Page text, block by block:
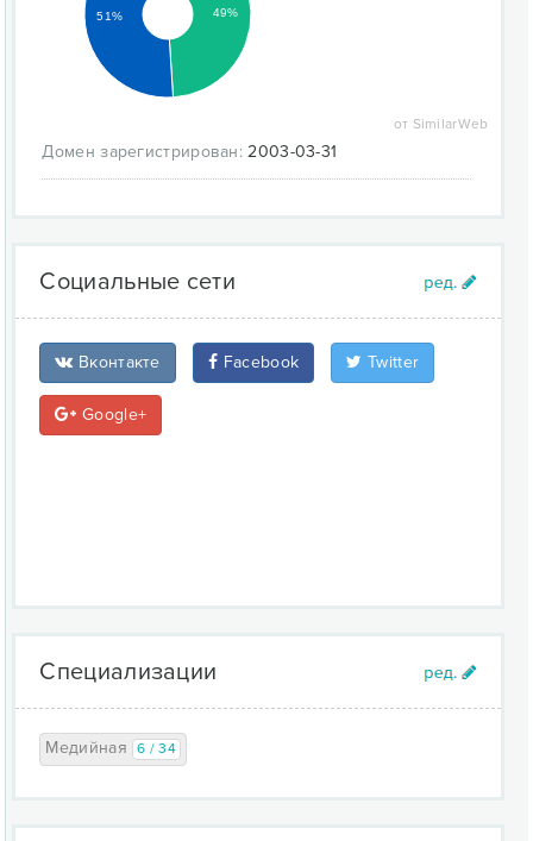
49%
51%
от SimilarWeb
Домен зарегистрирован: 2003-03-31
Социальные сети
Вконтакте Facebook Twitter
Google+
Специализации
Медийная 6 / 34